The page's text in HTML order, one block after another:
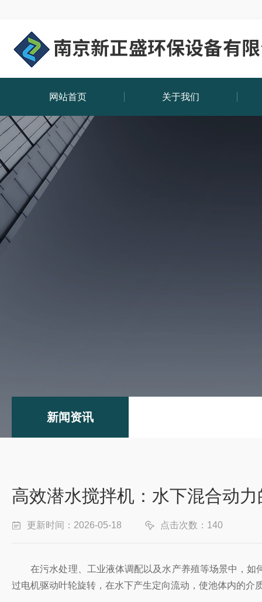
网站首页 关于我们
新闻资讯
高效潜水搅拌机：水下混合动
更新时间：2026-05-18 点击次数：140
在污水处理、工业液体调配以及水产养殖等场景中，如
过电机驱动叶轮旋转，在水下产生定向流动，使池体内的介